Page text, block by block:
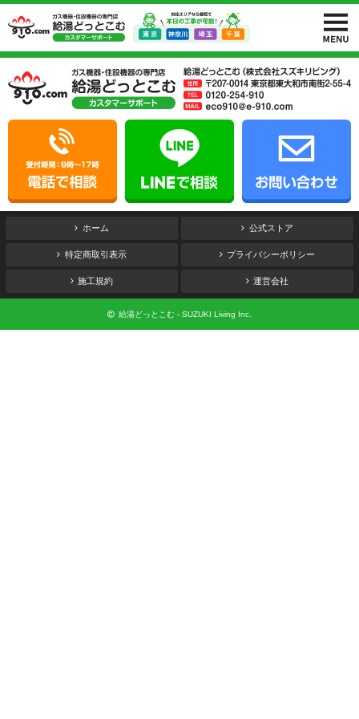
ホーム 公式ストア
特定商取引表示 プライバシーポリシー
施工規約 運営会社
給湯どっとこむ - SUZUKI Living Inc.